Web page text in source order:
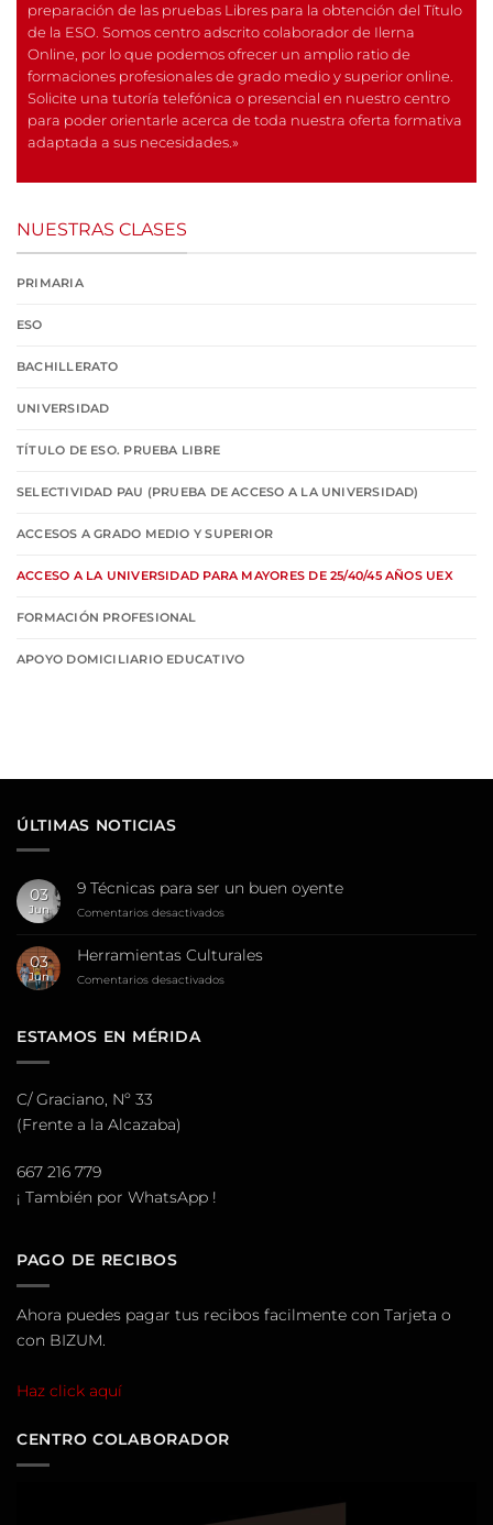
preparación de las pruebas Libres para la obtención del Título
de la ESO. Somos centro adscrito colaborador de Ilerna
Online, por lo que podemos ofrecer un amplio ratio de
formaciones profesionales de grado medio y superior online.
Solicite una tutoría telefónica o presencial en nuestro centro
para poder orientarle acerca de toda nuestra oferta formativa
adaptada a sus necesidades.»
NUESTRAS CLASES
PRIMARIA
ESO
BACHILLERATO
UNIVERSIDAD
TÍTULO DE ESO. PRUEBA LIBRE
SELECTIVIDAD PAU (PRUEBA DE ACCESO A LA UNIVERSIDAD)
ACCESOS A GRADO MEDIO Y SUPERIOR
ACCESO A LA UNIVERSIDAD PARA MAYORES DE 25/40/45 AÑOS UEX
FORMACIÓN PROFESIONAL
APOYO DOMICILIARIO EDUCATIVO
ÚLTIMAS NOTICIAS
03
Jun
9 Técnicas para ser un buen oyente
Comentarios desactivadosen
Técnicas
para
ser
03
Jun
Herramientas Culturales
Comentarios desactivadosen
ESTAMOS EN MÉRIDA
C/ Graciano, Nº 33
(Frente a la Alcazaba)
667 216 779
¡ También por WhatsApp !
PAGO DE RECIBOS
Ahora puedes pagar tus recibos facilmente con Tarjeta o
con BIZUM.
Haz click aquí
CENTRO COLABORADOR